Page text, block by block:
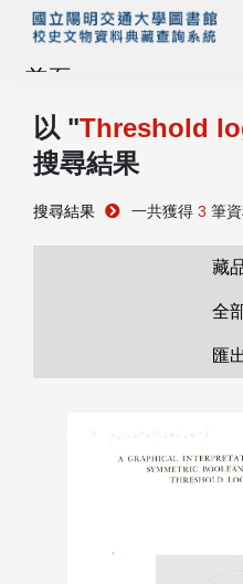
首頁
藏品查詢
校史館簡介
管理者登入
以 "Threshold
搜尋結果
搜尋結果 一共獲得 3 筆
藏
全
匯